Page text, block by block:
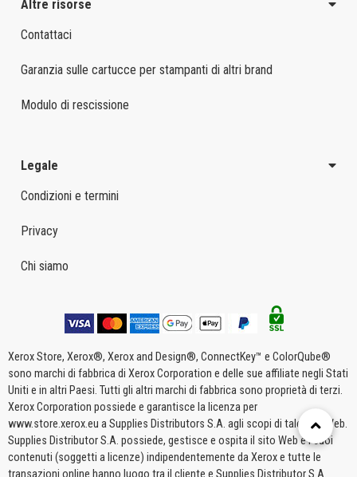
Altre risorse
Contattaci
Garanzia sulle cartucce per stampanti di altri brand
Modulo di rescissione
Legale
Condizioni e termini
Privacy
Chi siamo
Xerox Store, Xerox®, Xerox and Design®, ConnectKey™ e ColorQube®
sono marchi di fabbrica di Xerox Corporation e delle sue affiliate negli Stati
Uniti e in altri Paesi. Tutti gli altri marchi di fabbrica sono proprietà di terzi.
Xerox Corporation possiede e garantisce la licenza per
www.store.xerox.eu a Supplies Distributors S.A. agli scopi di tale sito Web.
Supplies Distributor S.A. possiede, gestisce e ospita il sito Web e i suoi
contenuti (soggetti a licenze) indipendentemente da Xerox e tutte le